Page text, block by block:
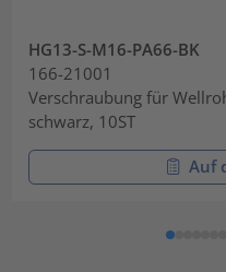
HG13-S-M16-PA66-BK
166-21001
Verschraubung für
schwarz, 10ST
Auf